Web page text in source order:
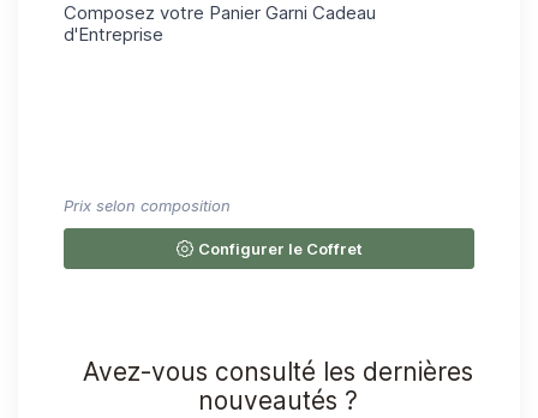
Composez votre Panier Garni Cadeau
d'Entreprise
Prix selon composition
Configurer le Coffret
Avez-vous consulté les dernières
nouveautés ?